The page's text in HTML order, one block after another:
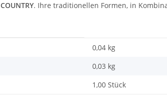
COUNTRY. Ihre traditionellen Formen, in
0,04 kg
0,03 kg
1,00 Stück